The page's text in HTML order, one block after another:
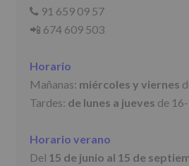
terceros,
salvo
Derechos:
De
rectificación,
como
otros
📞
91 659 09 57
📲 674 609 503
Horario
Mañanas: miércoles y viernes
Tardes: de lunes a jueves de
Horario verano
Del 15 de junio al 15 de